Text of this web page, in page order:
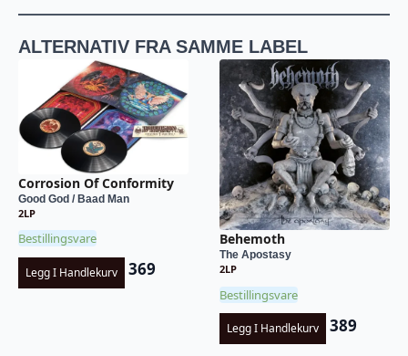
ALTERNATIV FRA SAMME LABEL
Corrosion Of Conformity
Good God / Baad Man
2LP
Bestillingsvare
Legg I Handlekurv 369
Behemoth
The Apostasy
2LP
Bestillingsvare
Legg I Handlekurv 389